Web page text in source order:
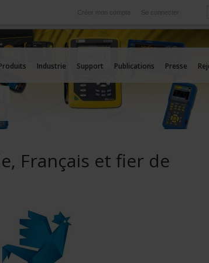
Se connecter
Créer mon compte
International
filiales à l'étranger
Industrie Support Publications Presse
Français et fier de